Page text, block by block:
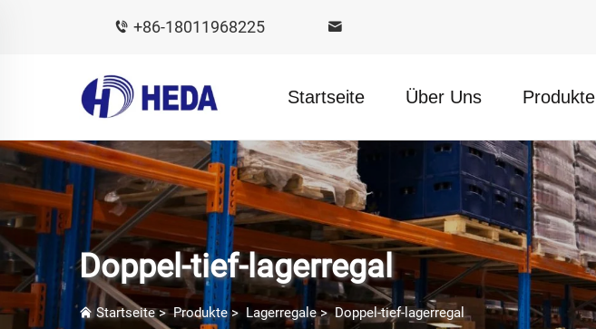
+86-18011968225
Startseite Über Uns Produkte
Doppel-tief-lagerregal
Startseite>Produkte> Lagerregale>Doppel-tief-lagerregal